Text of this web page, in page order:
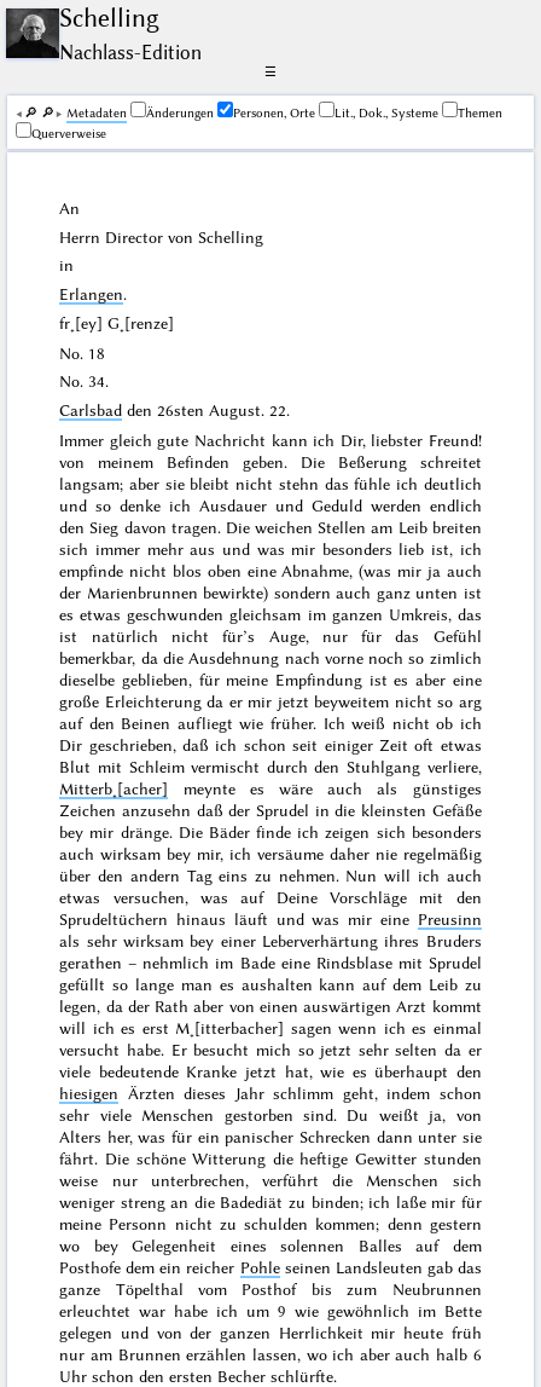
Schelling
Nachlass-Edition
☰
🔎︎ 🔎︎ Me­ta­da­ten Änderungen Personen, Orte Lit., Dok., Systeme
Themen
Querverweise
An
Herrn Director von Schelling
in
Erlangen.
fr˖[ey] G˖[renze]
No. 18
No. 34.
Carlsbad den 26sten August. 22.
Immer gleich gute Nachricht kann ich Dir, liebster Freund!
von meinem Befinden geben. Die Beßerung schreitet
langsam; aber sie bleibt nicht stehn das fühle ich deutlich
und so denke ich Ausdauer und Geduld werden endlich
den Sieg davon tragen. Die weichen Stellen am Leib breiten
sich immer mehr aus und was mir besonders lieb ist, ich
empfinde nicht blos oben eine Abnahme, (was mir ja auch
der Marienbrunnen bewirkte) sondern auch ganz unten ist
es etwas geschwunden gleichsam im ganzen Umkreis, das
ist natürlich nicht für’s Auge, nur für das Gefühl
bemerkbar, da die Ausdehnung nach vorne noch so zimlich
dieselbe geblieben, für meine Empfindung ist es aber eine
große Erleichterung da er mir jetzt beyweitem nicht so arg
auf den Beinen aufliegt wie früher. Ich weiß nicht ob ich
Dir geschrieben, daß ich schon seit einiger Zeit oft etwas
Blut mit Schleim vermischt durch den Stuhlgang verliere,
Mitterb˖[acher] meynte es wäre auch als günstiges
Zeichen anzusehn daß der Sprudel in die kleinsten Gefäße
bey mir dränge. Die Bäder finde ich zeigen sich besonders
auch wirksam bey mir, ich versäume daher nie regelmäßig
über den andern Tag eins zu nehmen. Nun will ich auch
etwas versuchen, was auf Deine Vorschläge mit den
Sprudeltüchern hinaus läuft und was mir eine Preusinn
als sehr wirksam bey einer Leberverhärtung ihres Bruders
gerathen – nehmlich im Bade eine Rindsblase mit Sprudel
gefüllt so lange man es aushalten kann auf dem Leib zu
legen, da der Rath aber von einen auswärtigen Arzt kommt
will ich es erst M˖[itterbacher] sagen wenn ich es einmal
versucht habe. Er besucht mich so jetzt sehr selten da er
viele bedeutende Kranke jetzt hat, wie es überhaupt den
hiesigen Ärzten dieses Jahr schlimm geht, indem schon
sehr viele Menschen gestorben sind. Du weißt ja, von
Alters her, was für ein panischer Schrecken dann unter sie
fährt. Die schöne Witterung die heftige Gewitter stunden
weise nur unterbrechen, verführt die Menschen sich
weniger streng an die Badediät zu binden; ich laße mir für
meine Personn nicht zu schulden kommen; denn gestern
wo bey Gelegenheit eines solennen Balles auf dem
Posthofe dem ein reicher Pohleseinen Landsleuten gab das
ganze Töpelthal vom Posthof bis zum Neubrunnen
erleuchtet war habe ich um 9 wie gewöhnlich im Bette
gelegen und von der ganzen Herrlichkeit mir heute früh
nur am Brunnen erzählen lassen, wo ich aber auch halb 6
Uhr schon den ersten Becher schlürfte.